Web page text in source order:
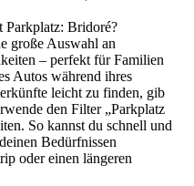
Parkplatz: Bridoré?
große Auswahl an
– perfekt für Familien
Autos während ihres
leicht zu finden, gib
den Filter „Parkplatz
So kannst du schnell und
Bedürfnissen
oder einen längeren